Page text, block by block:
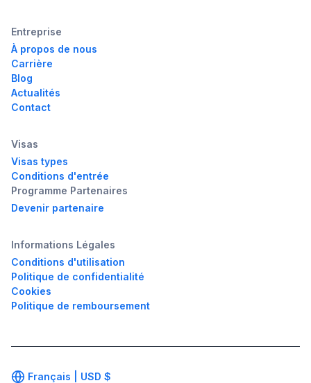
Entreprise
À propos de nous
Carrière
Blog
Actualités
Contact
Visas
Visas types
Conditions d'entrée
Programme Partenaires
Devenir partenaire
Informations Légales
Conditions d'utilisation
Politique de confidentialité
Cookies
Politique de remboursement
Français | USD $